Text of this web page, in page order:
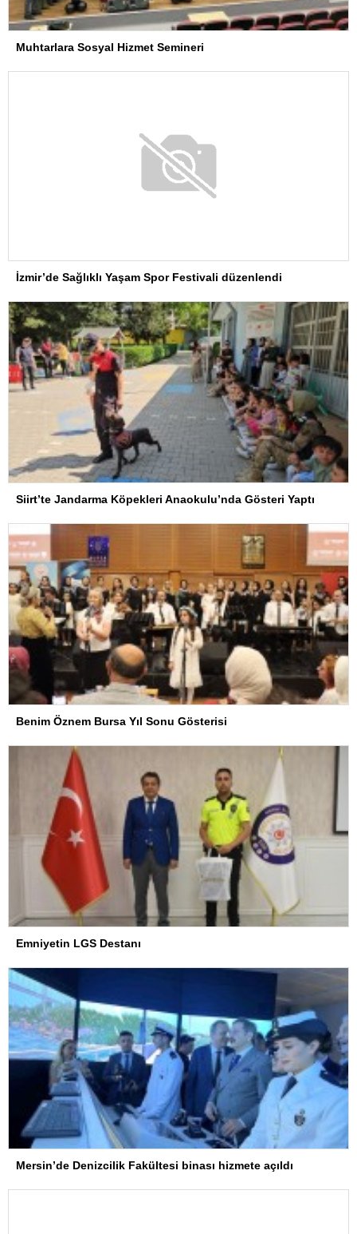
Muhtarlara Sosyal Hizmet Semineri
İzmir’de Sağlıklı Yaşam Spor Festivali düzenlendi
Siirt’te Jandarma Köpekleri Anaokulu’nda Gösteri Yaptı
Benim Öznem Bursa Yıl Sonu Gösterisi
Emniyetin LGS Destanı
Mersin’de Denizcilik Fakültesi binası hizmete açıldı